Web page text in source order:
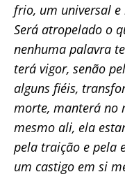
frio, um universal e
Será atropelado o
nenhuma palavra
terá vigor, senão
alguns fiéis,
morte, manterá no
mesmo ali, ela
pela traição e pela
um castigo em si